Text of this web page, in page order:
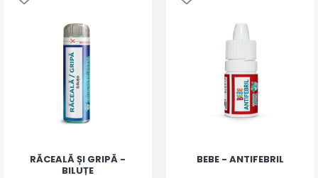
RĂCEALĂ ȘI GRIPĂ -
BILUȚE
BEBE - ANTIFEBRIL